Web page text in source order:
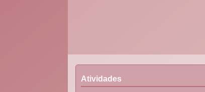
Atividades